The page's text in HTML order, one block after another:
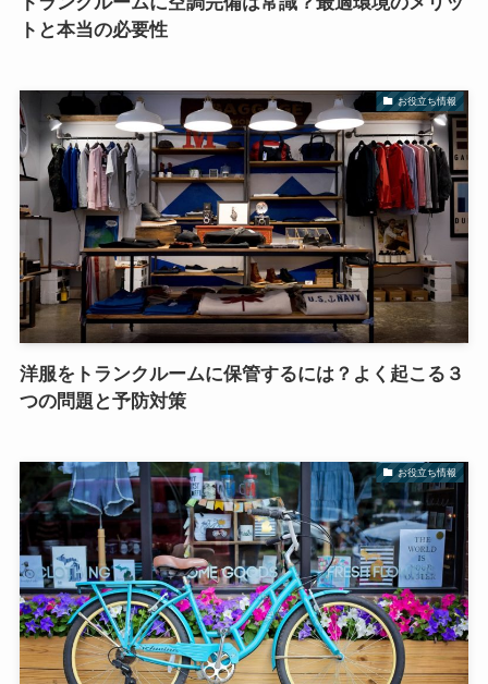
トと本当の必要性
お役立ち情報
洋服をトランクルームに保管するには？よく起こる３
つの問題と予防対策
お役立ち情報